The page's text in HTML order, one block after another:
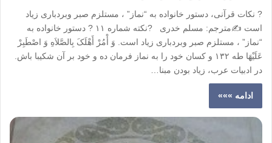
? نکات قرآنی، دستور خانواده به “نماز” ، مستلزم صبر وبردباری زیاد
است ✍️مترجم: مسلم خدری ?نکته شماره ١١ ? دستور خانواده به
“نماز” ، مستلزم صبر وبردباری زیاد است. وَ أْمُرْ أَهْلَکَ‌ بِالصَّلاَهِ وَ اصْطَبِرْ
عَلَیْهَا طه ١٣٢ و کسان خود را به نماز فرمان ده و خود بر آن شکیبا باش.
در ادبیات عرب، زیاد بودن مبنا…
ادامه »»»